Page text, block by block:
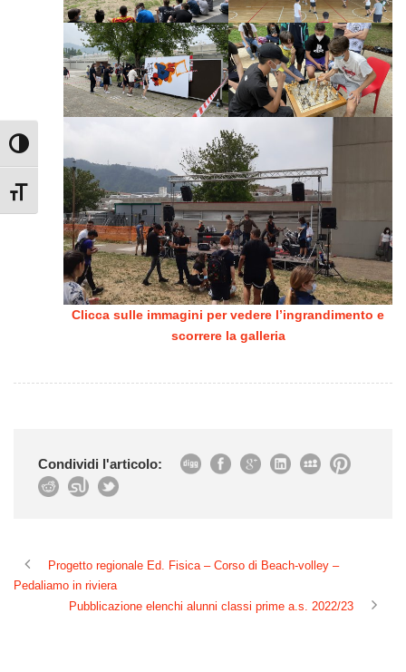
Attiva/disattiva alto contrasto
Attiva/disattiva dimensione testo
Clicca sulle immagini per vedere l’ingrandimento e
scorrere la galleria
Condividi l'articolo:
Progetto regionale Ed. Fisica – Corso di Beach-volley –
Pedaliamo in riviera
Pubblicazione elenchi alunni classi prime a.s. 2022/23